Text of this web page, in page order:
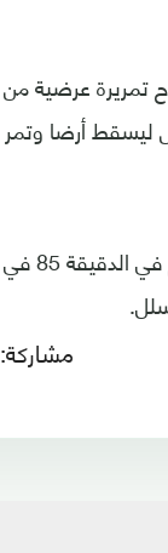
تلقى صلاح
أرضا وتمر
مشاركة: